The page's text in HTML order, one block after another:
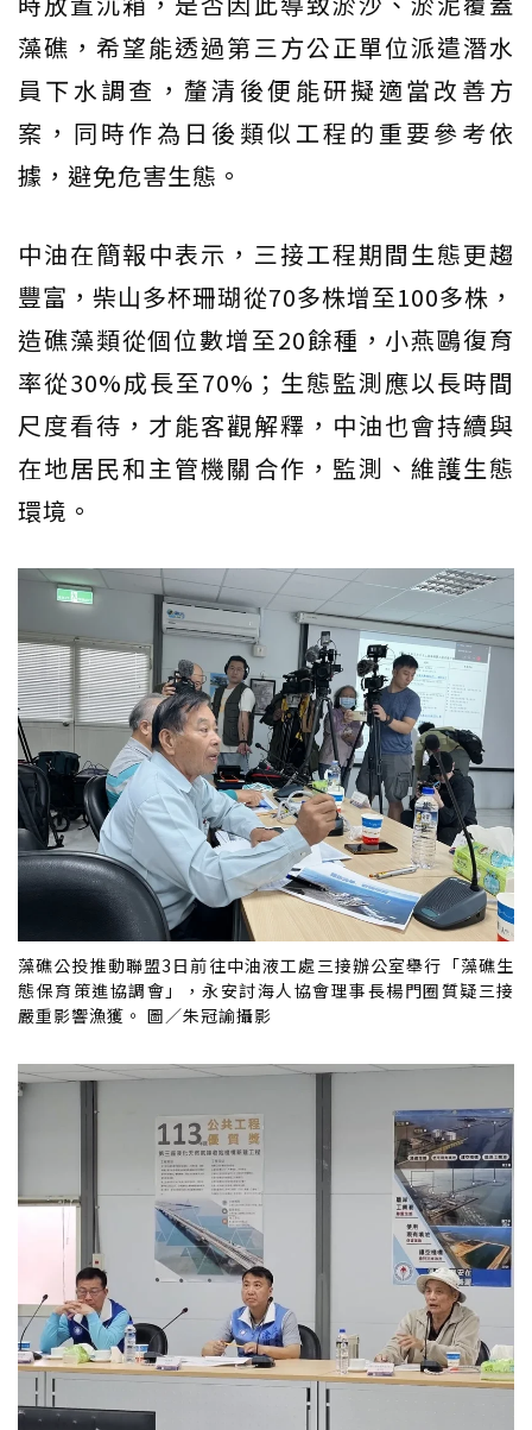
藻礁，希望能透過第三方公正單位派遣潛水
員下水調查，釐清後便能研擬適當改善方
案，同時作為日後類似工程的重要參考依
據，避免危害生態。
中油在簡報中表示，三接工程期間生態更趨
豐富，柴山多杯珊瑚從70多株增至100多株，
造礁藻類從個位數增至20餘種，小燕鷗復育
率從30%成長至70%；生態監測應以長時間
尺度看待，才能客觀解釋，中油也會持續與
在地居民和主管機關合作，監測、維護生態
環境。
藻礁公投推動聯盟3日前往中油液工處三接辦公室舉行「藻礁生
態保育策進協調會」，永安討海人協會理事長楊門圈質疑三接
嚴重影響漁獲。 圖／朱冠諭攝影